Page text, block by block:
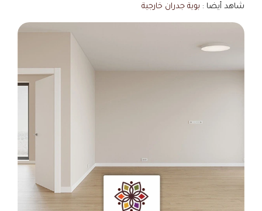
شاهد أيضا : بوية جدران خارجية